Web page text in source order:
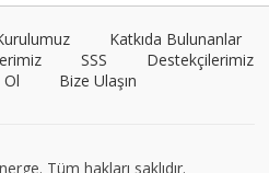
Katkıda Bulunanlar
SSS
Destekçilerimiz
Bize Ulaşın
Tüm hakları saklıdır.